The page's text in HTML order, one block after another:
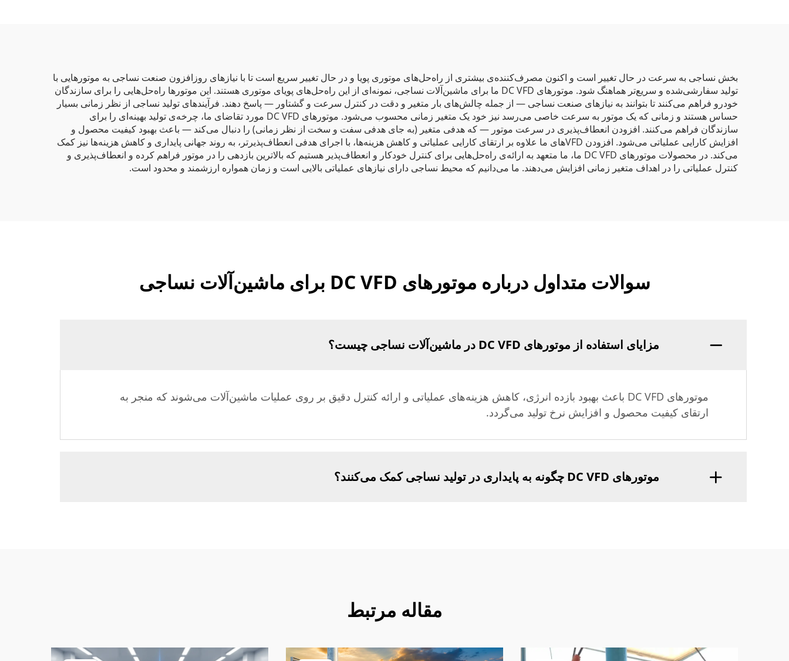
بخش نساجی به سرعت در حال تغییر است و اکنون مصرف‌کننده‌ی بیشتری از راه‌حل‌های موتوری پویا و در حال تغییر سریع است تا با نیازهای روزافزون صنعت نساجی به موتورهایی با
تولید سفارشی‌شده و سریع‌تر هماهنگ شود. موتورهای DC VFD ما برای ماشین‌آلات نساجی، نمونه‌ای از این راه‌حل‌های پویای موتوری هستند. این موتورها راه‌حل‌هایی را برای سازندگان
خودرو فراهم می‌کنند تا بتوانند به نیازهای صنعت نساجی — از جمله چالش‌های بار متغیر و دقت در کنترل سرعت و گشتاور — پاسخ دهند. فرآیندهای تولید نساجی از نظر زمانی بسیار
حساس هستند و زمانی که یک موتور به سرعت خاصی می‌رسد نیز خود یک متغیر زمانی محسوب می‌شود. موتورهای DC VFD مورد تقاضای ما، چرخه‌ی تولید بهینه‌ای را برای
سازندگان فراهم می‌کنند. افزودن انعطاف‌پذیری در سرعت موتور — که هدفی متغیر (به جای هدفی سفت و سخت از نظر زمانی) را دنبال می‌کند — باعث بهبود کیفیت محصول و
افزایش کارایی عملیاتی می‌شود. افزودن VFDهای ما علاوه بر ارتقای کارایی عملیاتی و کاهش هزینه‌ها، با اجرای هدفی انعطاف‌پذیرتر، به روند جهانی پایداری و کاهش هزینه‌ها نیز کمک
می‌کند. در محصولات موتورهای DC VFD ما، ما متعهد به ارائه‌ی راه‌حل‌هایی برای کنترل خودکار و انعطاف‌پذیر هستیم که بالاترین بازدهی را در موتور فراهم کرده و انعطاف‌پذیری و
کنترل عملیاتی را در اهداف متغیر زمانی افزایش می‌دهند. ما می‌دانیم که محیط نساجی دارای نیازهای عملیاتی بالایی است و زمان همواره ارزشمند و محدود است.
سوالات متداول درباره موتورهای DC VFD برای ماشین‌آلات نساجی
مزایای استفاده از موتورهای DC VFD در ماشین‌آلات نساجی چیست؟
موتورهای DC VFD باعث بهبود بازده انرژی، کاهش هزینه‌های عملیاتی و ارائه کنترل دقیق بر روی عملیات ماشین‌آلات می‌شوند که منجر به
ارتقای کیفیت محصول و افزایش نرخ تولید می‌گردد.
موتورهای DC VFD چگونه به پایداری در تولید نساجی کمک می‌کنند؟
مقاله مرتبط